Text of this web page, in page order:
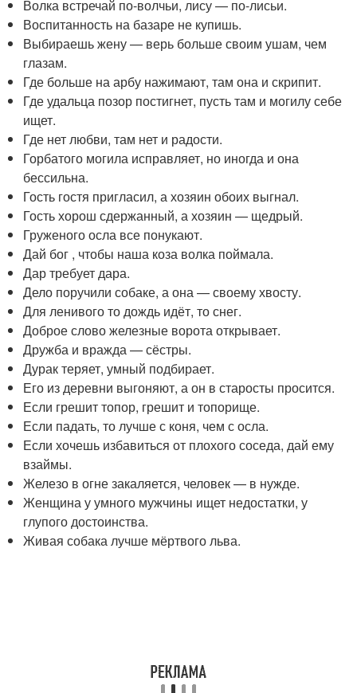
Волка встречай по-волчьи, лису — по-лисьи.
Воспитанность на базаре не купишь.
Выбираешь жену — верь больше своим ушам, чем
глазам.
Где больше на арбу нажимают, там она и скрипит.
Где удальца позор постигнет, пусть там и могилу себе
ищет.
Где нет любви, там нет и радости.
Горбатого могила исправляет, но иногда и она
бессильна.
Гость гостя пригласил, а хозяин обоих выгнал.
Гость хорош сдержанный, а хозяин — щедрый.
Груженого осла все понукают.
Дай бог , чтобы наша коза волка поймала.
Дар требует дара.
Дело поручили собаке, а она — своему хвосту.
Для ленивого то дождь идёт, то снег.
Доброе слово железные ворота открывает.
Дружба и вражда — сёстры.
Дурак теряет, умный подбирает.
Его из деревни выгоняют, а он в старосты просится.
Если грешит топор, грешит и топорище.
Если падать, то лучше с коня, чем с осла.
Если хочешь избавиться от плохого соседа, дай ему
взаймы.
Железо в огне закаляется, человек — в нужде.
Женщина у умного мужчины ищет недостатки, у
глупого достоинства.
Живая собака лучше мёртвого льва.